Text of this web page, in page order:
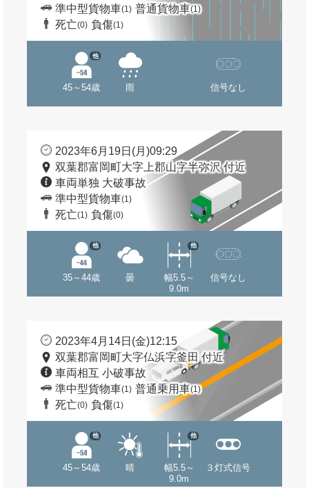
準中型貨物車(1) 普通貨物車(1)
死亡(0) 負傷(1)
45～54歳
他
雨 信号なし
2023年6月19日(月)09:29
双葉郡富岡町大字上郡山字半弥沢 付近
車両単独 大破事故
準中型貨物車(1)
死亡(1) 負傷(0)
35～44歳
他
曇
幅5.5～
9.0m
他
信号なし
2023年4月14日(金)12:15
双葉郡富岡町大字仏浜字釜田 付近
車両相互 小破事故
準中型貨物車(1) 普通乗用車(1)
死亡(0) 負傷(1)
45～54歳
他
晴
幅5.5～
9.0m
他
３灯式信号